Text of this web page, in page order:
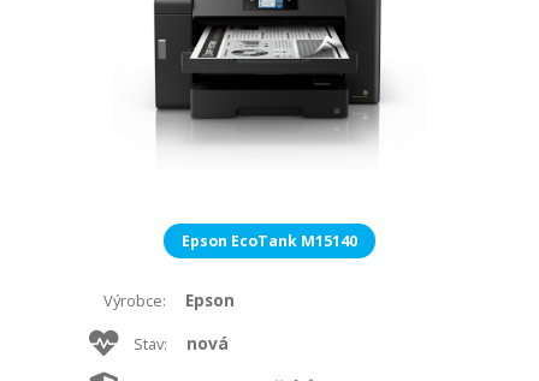
Epson EcoTank M15140
Výrobce: Epson
Stav: nová